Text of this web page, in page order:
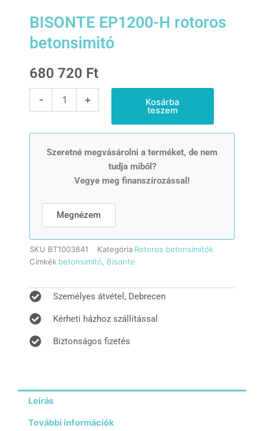
BISONTE EP1200-H rotoros
betonsimitó
680 720 Ft
-
mennyiség
+ Kosárba
teszem
Szeretné megvásárolni a terméket, de nem
tudja miből?
Vegye meg finanszírozással!
Megnézem
SKU BT1003841 Kategória Rotoros betonsimítók
Címkék betonsimító, Bisonte
Személyes átvétel, Debrecen
Kérheti házhoz szállítással
Biztonságos fizetés
Leírás
További információk